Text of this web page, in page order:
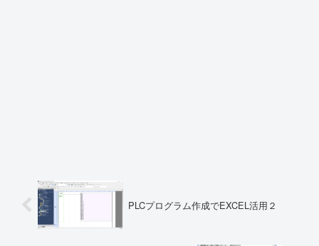
PLCプログラム作成でEXCEL活用２